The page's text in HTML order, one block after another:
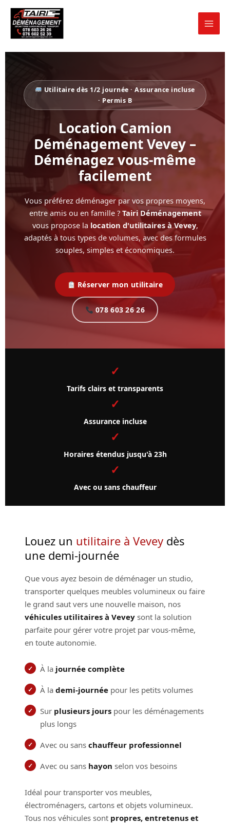
Aller
contenu
Utilitaire dès 1/2 journée · Assurance incluse
· Permis B
Location Camion
Déménagement Vevey –
Déménagez vous-même
facilement
Vous préférez déménager par vos propres moyens,
entre amis ou en famille ? Tairi Déménagement
vous propose la location d'utilitaires à Vevey,
adaptés à tous types de volumes, avec des formules
souples, simples et économiques.
Réserver mon utilitaire
078 603 26 26
✓
Tarifs clairs et transparents
✓
Assurance incluse
✓
Horaires étendus jusqu'à 23h
✓
Avec ou sans chauffeur
Louez un utilitaire à Vevey dès
une demi-journée
Que vous ayez besoin de déménager un studio,
transporter quelques meubles volumineux ou faire
le grand saut vers une nouvelle maison, nos
véhicules utilitaires à Vevey sont la solution
parfaite pour gérer votre projet par vous-même,
en toute autonomie.
À la journée complète
À la demi-journée pour les petits volumes
Sur plusieurs jours pour les déménagements
plus longs
Avec ou sans chauffeur professionnel
Avec ou sans hayon selon vos besoins
Idéal pour transporter vos meubles,
électroménagers, cartons et objets volumineux.
Tous nos véhicules sont propres, entretenus et